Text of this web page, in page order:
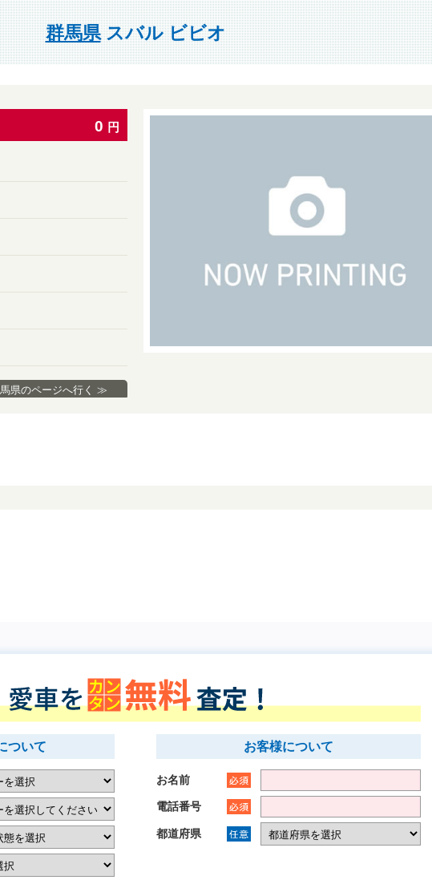
群馬県スバル ビビオ
0 円
県のページへ行く ≫